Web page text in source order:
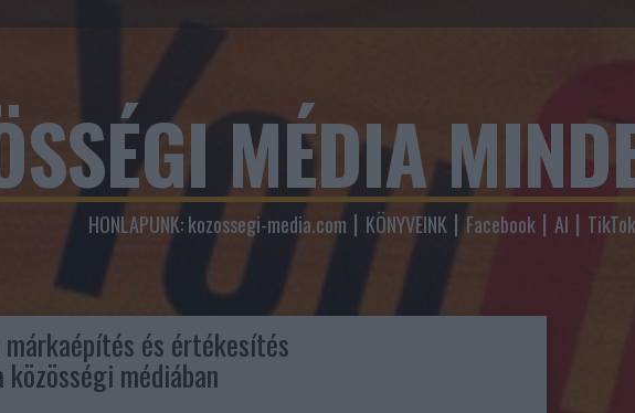
MÉDIA
HONLAPUNK: kozossegi-media.com KÖNYVEINK Facebook AI TikTok
márkaépítés és értékesítés
közösségi médiában